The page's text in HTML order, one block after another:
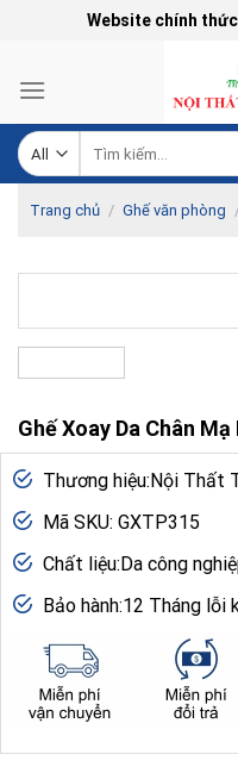
Website chính
kiếm:
Trang chủ / Ghế văn phòng
Ghế Xoay Da Chân
Thương hiệu:Nội Thất
Mã SKU: GXTP315
Chất liệu:Da công
Bảo hành:12 Tháng lỗi